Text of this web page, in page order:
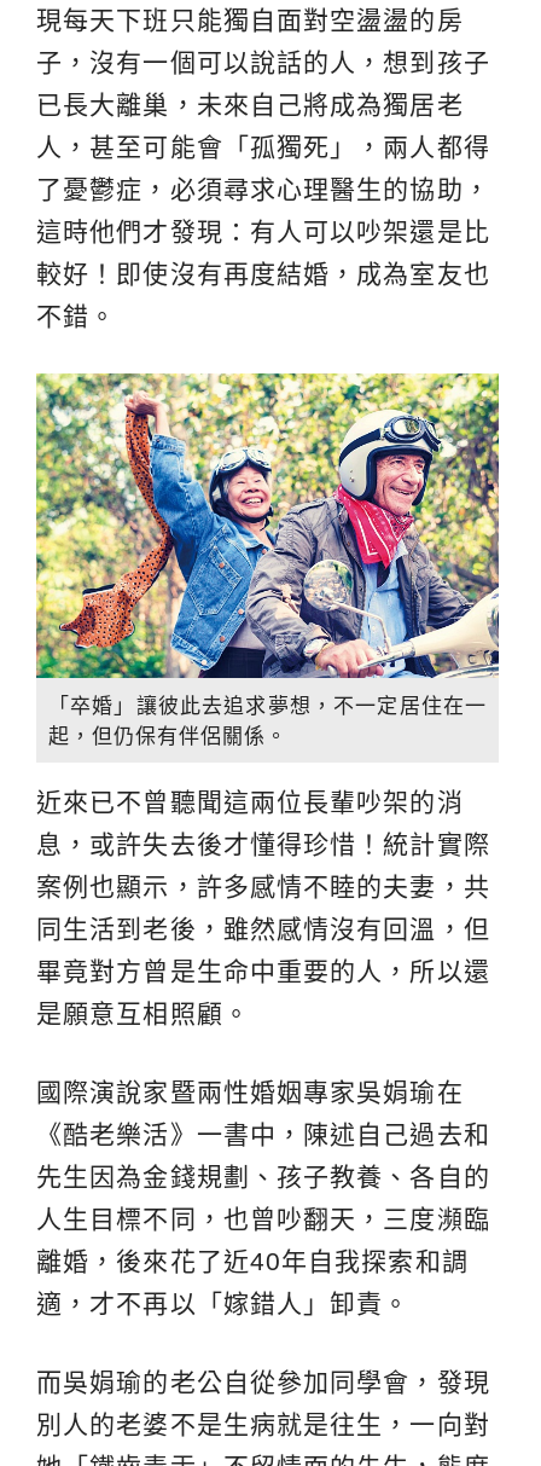
現每天下班只能獨自面對空盪盪的房
子，沒有一個可以說話的人，想到孩子
已長大離巢，未來自己將成為獨居老
人，甚至可能會「孤獨死」，兩人都得
了憂鬱症，必須尋求心理醫生的協助，
這時他們才發現：有人可以吵架還是比
較好！即使沒有再度結婚，成為室友也
不錯。
「卒婚」讓彼此去追求夢想，不一定居住在一
起，但仍保有伴侶關係。
近來已不曾聽聞這兩位長輩吵架的消
息，或許失去後才懂得珍惜！統計實際
案例也顯示，許多感情不睦的夫妻，共
同生活到老後，雖然感情沒有回溫，但
畢竟對方曾是生命中重要的人，所以還
是願意互相照顧。
國際演說家暨兩性婚姻專家吳娟瑜在
《酷老樂活》一書中，陳述自己過去和
先生因為金錢規劃、孩子教養、各自的
人生目標不同，也曾吵翻天，三度瀕臨
離婚，後來花了近40年自我探索和調
適，才不再以「嫁錯人」卸責。
而吳娟瑜的老公自從參加同學會，發現
別人的老婆不是生病就是往生，一向對